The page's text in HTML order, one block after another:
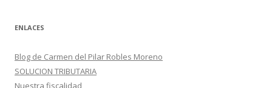
ENLACES
Blog de Carmen del Pilar Robles Moreno
SOLUCION TRIBUTARIA
Nuestra fiscalidad